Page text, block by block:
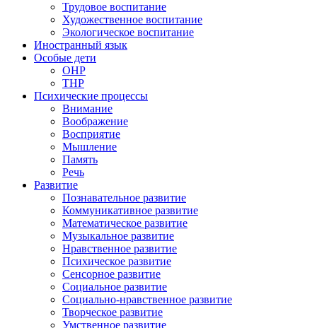
Трудовое воспитание
Художественное воспитание
Экологическое воспитание
Иностранный язык
Особые дети
ОНР
ТНР
Психические процессы
Внимание
Воображение
Восприятие
Мышление
Память
Речь
Развитие
Познавательное развитие
Коммуникативное развитие
Математическое развитие
Музыкальное развитие
Нравственное развитие
Психическое развитие
Сенсорное развитие
Социальное развитие
Социально-нравственное развитие
Творческое развитие
Умственное развитие